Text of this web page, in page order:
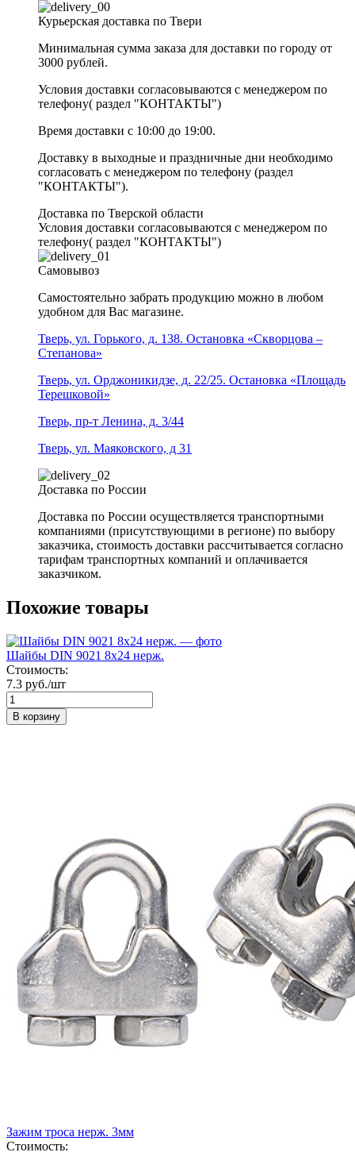
Курьерская доставка по Твери
Минимальная сумма заказа для доставки по городу от
3000 рублей.
Условия доставки согласовываются с менеджером по
телефону( раздел "КОНТАКТЫ")
Время доставки с 10:00 до 19:00.
Доставку в выходные и праздничные дни необходимо
согласовать с менеджером по телефону (раздел
"КОНТАКТЫ").
Доставка по Тверской области
Условия доставки согласовываются с менеджером по
телефону( раздел "КОНТАКТЫ")
Самовывоз
Самостоятельно забрать продукцию можно в любом
удобном для Вас магазине.
Тверь, ул. Горького, д. 138. Остановка «Скворцова –
Степанова»
Тверь, ул. Орджоникидзе, д. 22/25. Остановка «Площадь
Терешковой»
Тверь, пр-т Ленина, д. 3/44
Тверь, ул. Маяковского, д 31
Доставка по России
Доставка по России осуществляется транспортными
компаниями (присутствующими в регионе) по выбору
заказчика, стоимость доставки рассчитывается согласно
тарифам транспортных компаний и оплачивается
заказчиком.
Похожие товары
Шайбы DIN 9021 8х24 нерж.
Стоимость:
7.3 руб./шт
В корзину
Зажим троса нерж. 3мм
Стоимость: